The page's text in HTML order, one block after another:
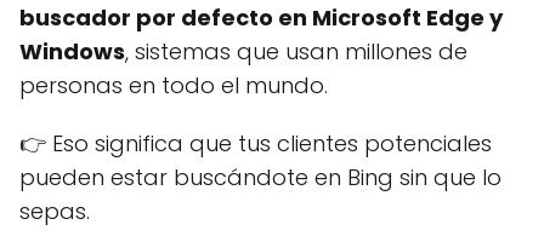
buscador por defecto en Microsoft Edge y
Windows, sistemas que usan millones de
personas en todo el mundo.
👉 Eso significa que tus clientes potenciales
pueden estar buscándote en Bing sin que lo
sepas.